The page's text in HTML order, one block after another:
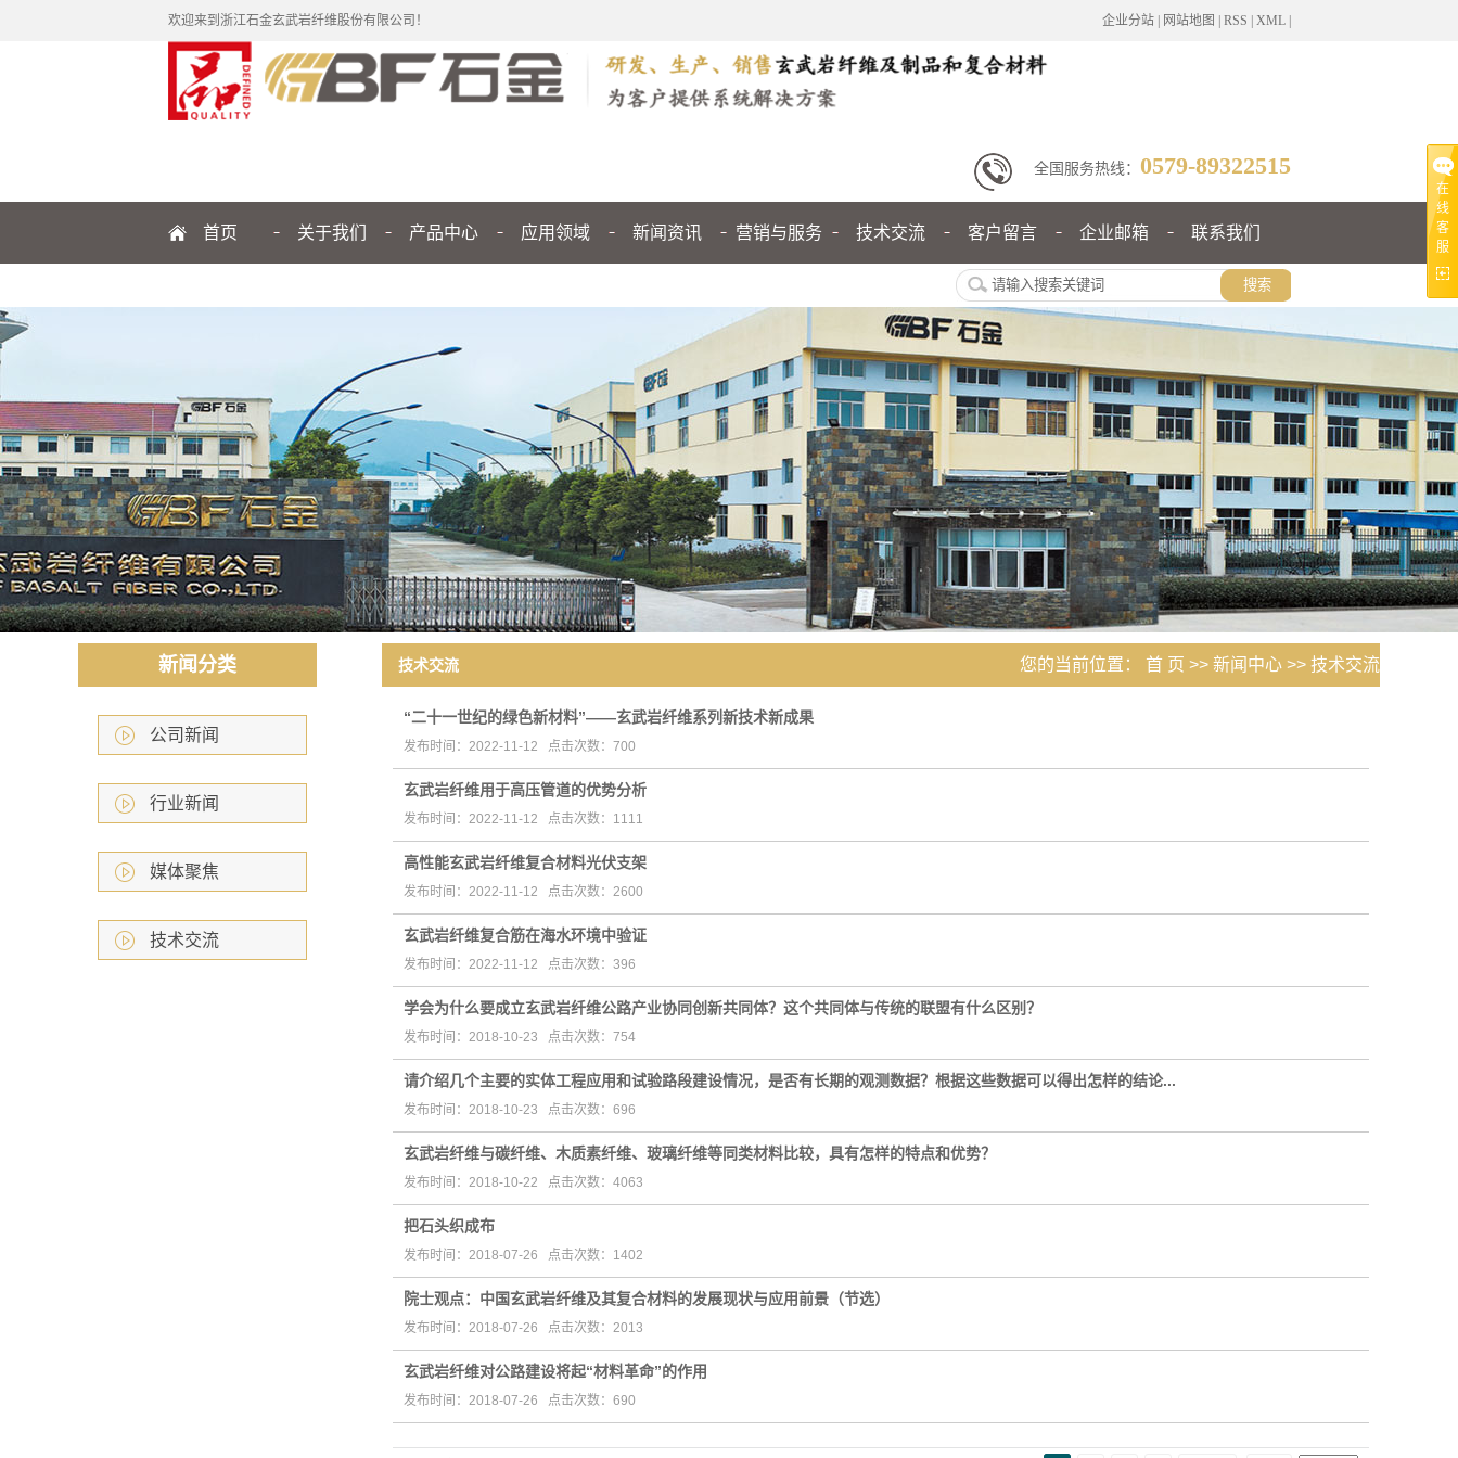
欢迎来到浙江石金玄武岩纤维股份有限公司！ 企业分站| 网站地图 RSS XML|
全国服务热线： 0579-89322515
首页 关于我们
发展历程
品牌解读
管理团队
研发力量
领导致辞
厂房环境
诚信报告
产品中心 应用领域 新闻资讯
媒体聚焦
技术交流
营销与服务 技术交流 客户留言 企业邮箱 联系我们
新闻分类
公司新闻
行业新闻
媒体聚焦
技术交流
技术交流 您的当前位置： 首 页 >> 新闻中心 >> 技术交流
“二十一世纪的绿色新材料”——玄武岩纤维系列新技术新成果
发布时间：2022-11-12 点击次数：700
玄武岩纤维用于高压管道的优势分析
发布时间：2022-11-12 点击次数：1111
高性能玄武岩纤维复合材料光伏支架
发布时间：2022-11-12 点击次数：2600
玄武岩纤维复合筋在海水环境中验证
发布时间：2022-11-12 点击次数：396
学会为什么要成立玄武岩纤维公路产业协同创新共同体？这个共同体与传统的联盟有什么区别？
发布时间：2018-10-23 点击次数：754
请介绍几个主要的实体工程应用和试验路段建设情况，是否有长期的观测数据？根据这些数据可以得出怎样的结论...
发布时间：2018-10-23 点击次数：696
玄武岩纤维与碳纤维、木质素纤维、玻璃纤维等同类材料比较，具有怎样的特点和优势？
发布时间：2018-10-22 点击次数：4063
把石头织成布
发布时间：2018-07-26 点击次数：1402
院士观点：中国玄武岩纤维及其复合材料的发展现状与应用前景（节选）
发布时间：2018-07-26 点击次数：2013
玄武岩纤维对公路建设将起“材料革命”的作用
发布时间：2018-07-26 点击次数：690
在
线
客
服